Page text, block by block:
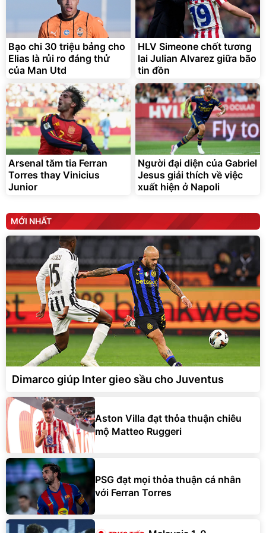
Lót ghế ôtô, nâng lưng
chống nóng giúp thoải mái
trong di chuyển
295.000đ
Đã bán nhiều
Bạo chi 30 triệu bảng cho
Elias là rủi ro đáng thử
của Man Utd
HLV Simeone chốt tương
lai Julian Alvarez giữa bão
tin đồn
Arsenal tăm tia Ferran
Torres thay Vinicius
Junior
Người đại diện của Gabriel
Jesus giải thích về việc
xuất hiện ở Napoli
MỚI NHẤT
Dimarco giúp Inter gieo sầu cho Juventus
Aston Villa đạt thỏa thuận chiêu
mộ Matteo Ruggeri
PSG đạt mọi thỏa thuận cá nhân
với Ferran Torres